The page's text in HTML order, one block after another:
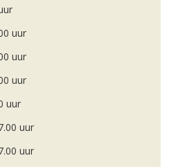
uur
uur
uur
uur
uur
uur